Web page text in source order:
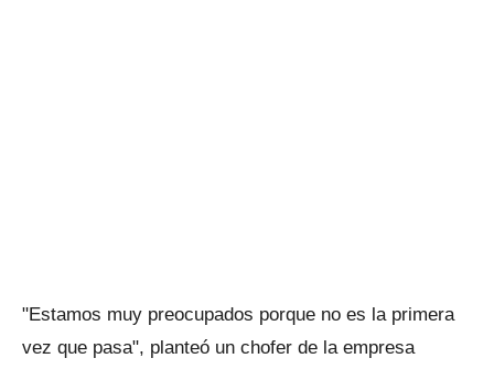
"Estamos muy preocupados porque no es la primera
vez que pasa", planteó un chofer de la empresa